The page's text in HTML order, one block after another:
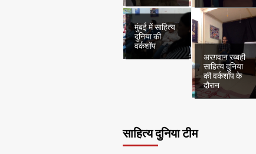
मुंबई में साहित्य
दुनिया की
वर्कशॉप
अरग़वान रब्बही
साहित्य दुनिया
की वर्कशॉप के
दौरान
साहित्य दुनिया टीम